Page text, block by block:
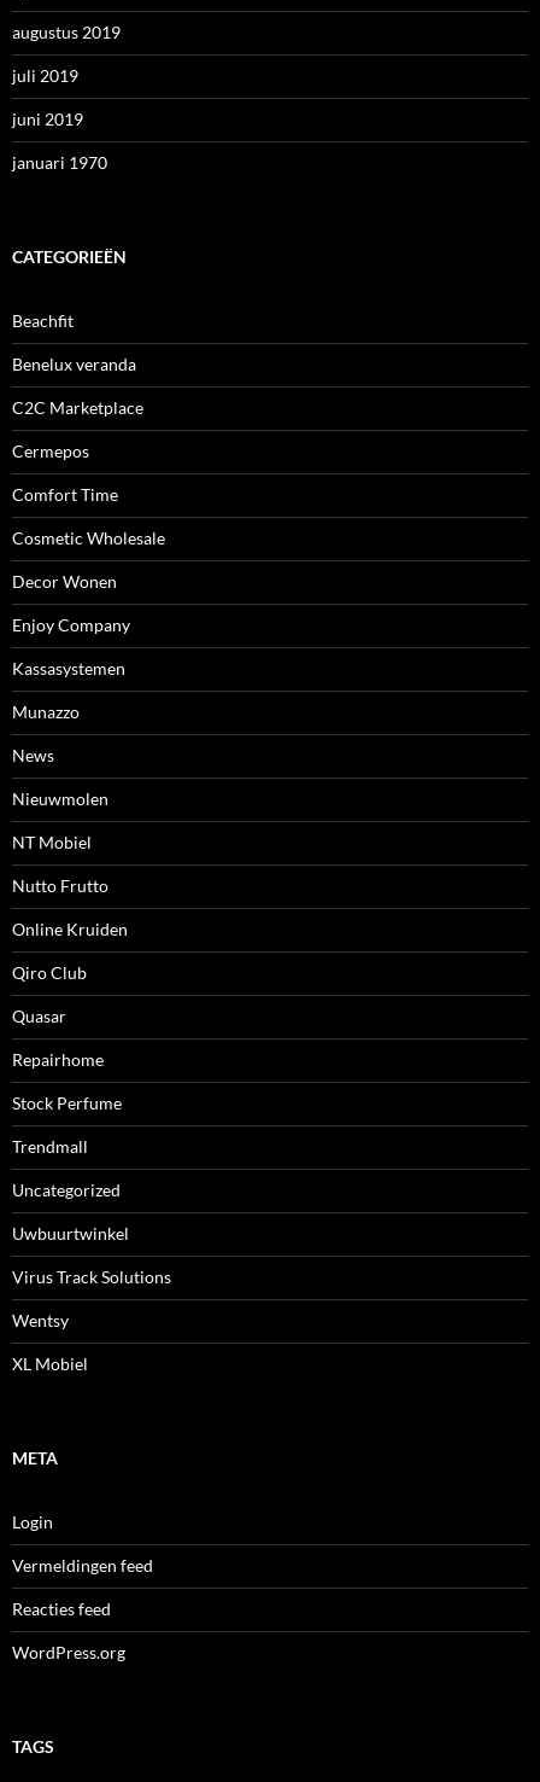
augustus 2019
juli 2019
juni 2019
januari 1970
CATEGORIEËN
Beachfit
Benelux veranda
C2C Marketplace
Cermepos
Comfort Time
Cosmetic Wholesale
Decor Wonen
Enjoy Company
Kassasystemen
Munazzo
News
Nieuwmolen
NT Mobiel
Nutto Frutto
Online Kruiden
Qiro Club
Quasar
Repairhome
Stock Perfume
Trendmall
Uncategorized
Uwbuurtwinkel
Virus Track Solutions
Wentsy
XL Mobiel
META
Login
Vermeldingen feed
Reacties feed
WordPress.org
TAGS